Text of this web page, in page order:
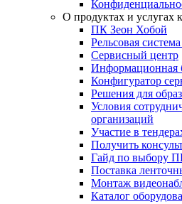
О продуктах и услугах
ПК Зеон Хобой
Рельсовая
Сервисный центр
Информационная
Конфигуратор
Решения для
Условия
организаций
Участие в
Получить
Гайд по выбору
Поставка
Монтаж
Каталог